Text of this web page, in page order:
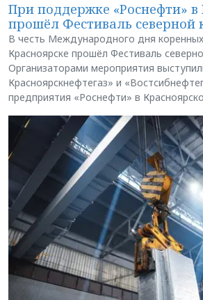
При поддержке «Роснефти» в
прошёл Фестиваль северной
В честь Международного дня
Красноярске прошёл Фестиваль
Организаторами мероприятия
Красноярскнефтегаз» и
предприятия «Роснефти» в